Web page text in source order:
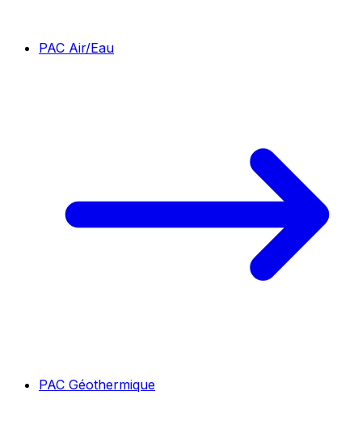
PAC Air/Eau
PAC Géothermique